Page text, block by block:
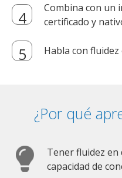
Combina con un
certificado y
Habla con
¿Por qué
Tener fluidez en
capacidad de